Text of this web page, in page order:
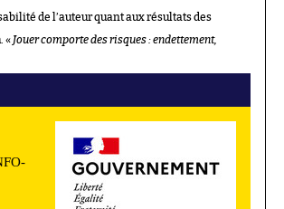
de l’auteur quant aux résultats des
« Jouer comporte des risques : endettement,